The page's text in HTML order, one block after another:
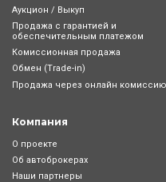
Аукцион / Выкуп
Продажа с гарантией и
обеспечительным платежом
Комиссионная продажа
Обмен (Trade-in)
Продажа через онлайн комиссию
Компания
О проекте
Об автоброкерах
Наши партнеры